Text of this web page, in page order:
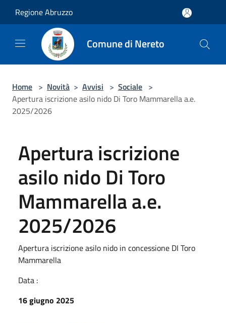
Regione Abruzzo
Comune di Nereto
Home > Novità > Avvisi > Sociale >
Apertura iscrizione asilo nido Di Toro Mammarella a.e.
2025/2026
Apertura iscrizione
asilo nido Di Toro
Mammarella a.e.
2025/2026
Apertura iscrizione asilo nido in concessione DI Toro
Mammarella
Data :
16 giugno 2025